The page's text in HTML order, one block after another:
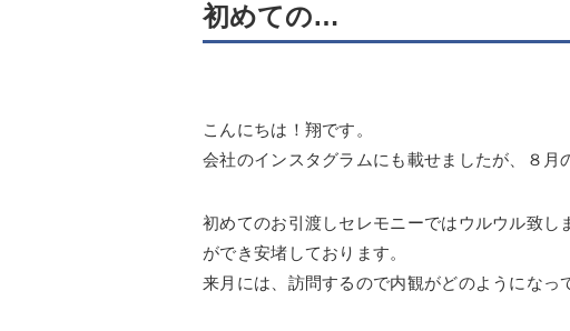
初めての…
こんにちは！翔です。
会社のインスタグラムにも載せましたが、８月
初めてのお引渡しセレモニーではウルウル致し
ができ安堵しております。
来月には、訪問するので内観がどのようになっ